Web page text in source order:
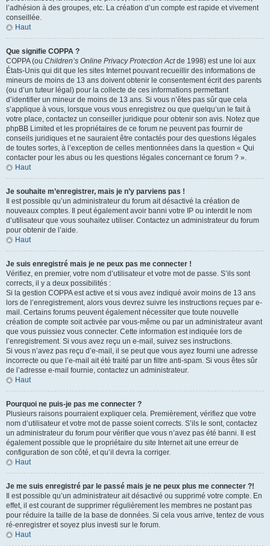
l’adhésion à des groupes, etc. La création d’un compte est rapide et vivement
conseillée.
Haut
Que signifie COPPA ?
COPPA (ou Children’s Online Privacy Protection Actde 1998) est une loi aux
États-Unis qui dit que les sites Internet pouvant recueillir des informations de
mineurs de moins de 13 ans doivent obtenir le consentement écrit des parents
(ou d’un tuteur légal) pour la collecte de ces informations permettant
d’identifier un mineur de moins de 13 ans. Si vous n’êtes pas sûr que cela
s’applique à vous, lorsque vous vous enregistrez ou que quelqu’un le fait à
votre place, contactez un conseiller juridique pour obtenir son avis. Notez que
phpBB Limited et les propriétaires de ce forum ne peuvent pas fournir de
conseils juridiques et ne sauraient être contactés pour des questions légales
de toutes sortes, à l’exception de celles mentionnées dans la question « Qui
contacter pour les abus ou les questions légales concernant ce forum ? ».
Haut
Je souhaite m’enregistrer, mais je n’y parviens pas !
Il est possible qu’un administrateur du forum ait désactivé la création de
nouveaux comptes. Il peut également avoir banni votre IP ou interdit le nom
d’utilisateur que vous souhaitez utiliser. Contactez un administrateur du forum
pour obtenir de l’aide.
Haut
Je suis enregistré mais je ne peux pas me connecter !
Vérifiez, en premier, votre nom d’utilisateur et votre mot de passe. S’ils sont
corrects, il y a deux possibilités :
Si la gestion COPPA est active et si vous avez indiqué avoir moins de 13 ans
lors de l’enregistrement, alors vous devrez suivre les instructions reçues par e-
mail. Certains forums peuvent également nécessiter que toute nouvelle
création de compte soit activée par vous-même ou par un administrateur avant
que vous puissiez vous connecter. Cette information est indiquée lors de
l’enregistrement. Si vous avez reçu un e-mail, suivez ses instructions.
Si vous n’avez pas reçu d’e-mail, il se peut que vous ayez fourni une adresse
incorrecte ou que l’e-mail ait été traité par un filtre anti-spam. Si vous êtes sûr
de l’adresse e-mail fournie, contactez un administrateur.
Haut
Pourquoi ne puis-je pas me connecter ?
Plusieurs raisons pourraient expliquer cela. Premièrement, vérifiez que votre
nom d’utilisateur et votre mot de passe soient corrects. S’ils le sont, contactez
un administrateur du forum pour vérifier que vous n’avez pas été banni. Il est
également possible que le propriétaire du site Internet ait une erreur de
configuration de son côté, et qu’il devra la corriger.
Haut
Je me suis enregistré par le passé mais je ne peux plus me connecter ?!
Il est possible qu’un administrateur ait désactivé ou supprimé votre compte. En
effet, il est courant de supprimer régulièrement les membres ne postant pas
pour réduire la taille de la base de données. Si cela vous arrive, tentez de vous
ré-enregistrer et soyez plus investi sur le forum.
Haut